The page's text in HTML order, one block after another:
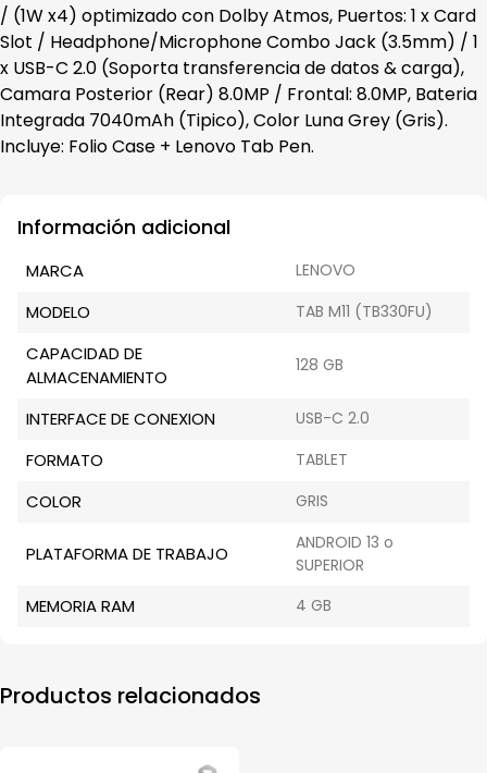
/ (1W x4) optimizado con Dolby Atmos, Puertos: 1 x Card
Slot / Headphone/Microphone Combo Jack (3.5mm) / 1
x USB-C 2.0 (Soporta transferencia de datos & carga),
Camara Posterior (Rear) 8.0MP / Frontal: 8.0MP, Bateria
Integrada 7040mAh (Tipico), Color Luna Grey (Gris).
Incluye: Folio Case + Lenovo Tab Pen.
Información adicional
MARCA LENOVO
MODELO TAB M11 (TB330FU)
CAPACIDAD DE
ALMACENAMIENTO
128 GB
INTERFACE DE CONEXION USB-C 2.0
FORMATO TABLET
COLOR GRIS
PLATAFORMA DE TRABAJO
ANDROID 13 o
SUPERIOR
MEMORIA RAM 4 GB
Productos relacionados